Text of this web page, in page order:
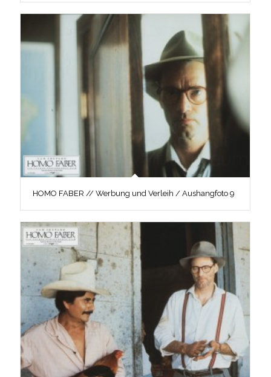
HOMO FABER // Werbung und Verleih / Aushangfoto 9